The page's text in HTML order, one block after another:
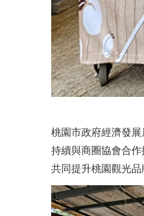
桃園市政府經濟發
持續與商圈協會合
共同提升桃園觀光品